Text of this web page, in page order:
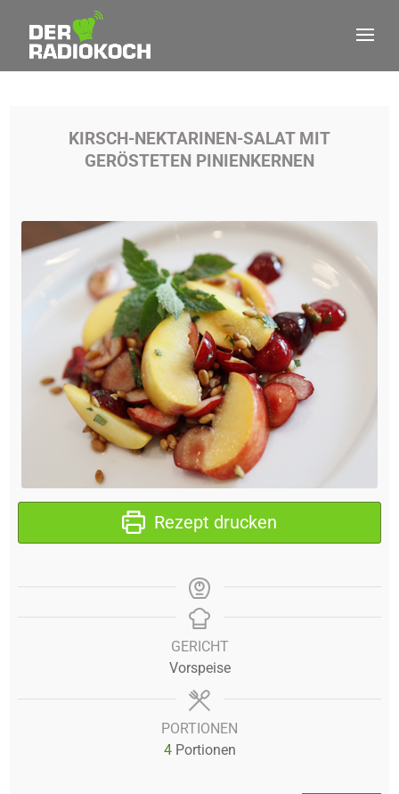
KIRSCH-NEKTARINEN-SALAT MIT
GERÖSTETEN PINIENKERNEN
Rezept drucken
GERICHT
Vorspeise
PORTIONEN
4 Portionen